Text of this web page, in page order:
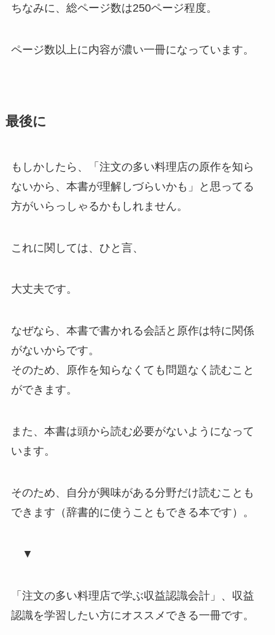
ちなみに、総ページ数は250ページ程度。
ページ数以上に内容が濃い一冊になっています。
最後に
もしかしたら、「注文の多い料理店の原作を知ら
ないから、本書が理解しづらいかも 」と思ってる
方がいらっしゃるかもしれません。
これに関しては、ひと言、
大丈夫です。
なぜなら、 本書で書かれる会話と原作は特に関係
がないからです。
そのため、原作を知らなくても問題なく読むこと
ができます。
また、本書は頭から読む必要がないようになって
います。
そのため、自分が興味がある分野だけ読むことも
できます（辞書的に使うこともできる本です）。
▼
「注文の多い料理店で学ぶ収益認識会計」、収益
認識を学習したい方にオススメできる一冊です。